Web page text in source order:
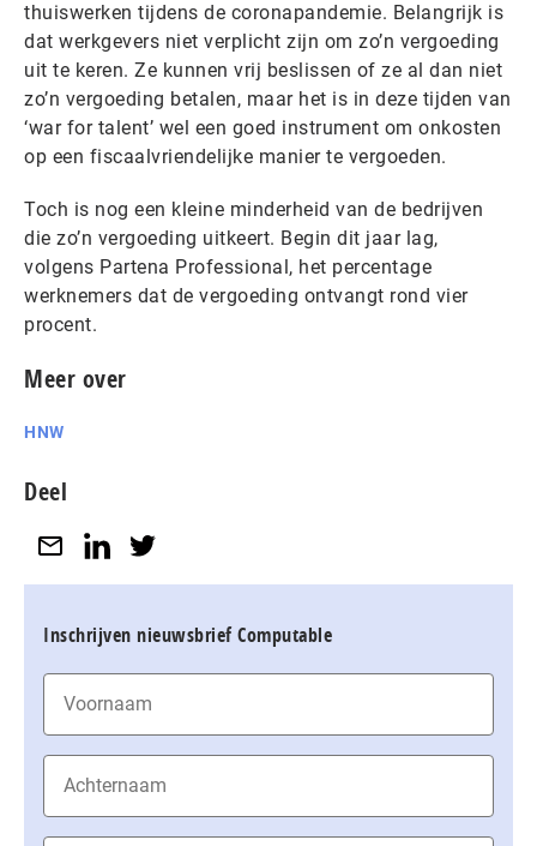
thuiswerken tijdens de coronapandemie. Belangrijk is
dat werkgevers niet verplicht zijn om zo’n vergoeding
uit te keren. Ze kunnen vrij beslissen of ze al dan niet
zo’n vergoeding betalen, maar het is in deze tijden van
‘war for talent’ wel een goed instrument om onkosten
op een fiscaalvriendelijke manier te vergoeden.
Toch is nog een kleine minderheid van de bedrijven
die zo’n vergoeding uitkeert. Begin dit jaar lag,
volgens Partena Professional, het percentage
werknemers dat de vergoeding ontvangt rond vier
procent.
Meer over
HNW
Deel
Inschrijven nieuwsbrief Computable